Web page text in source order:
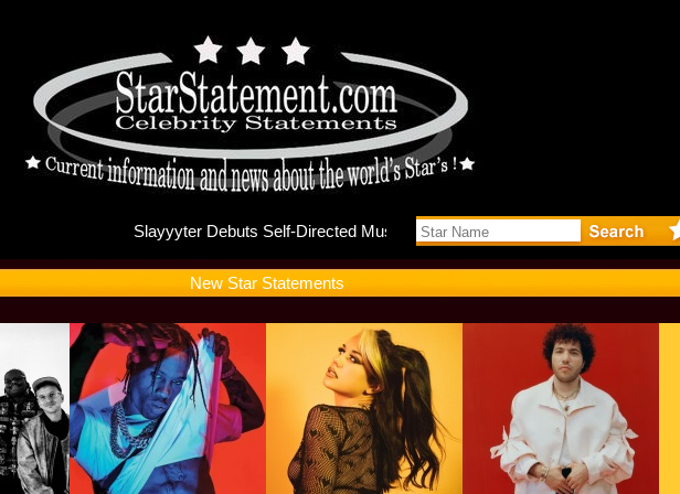
Slayyyter
New Star Statements